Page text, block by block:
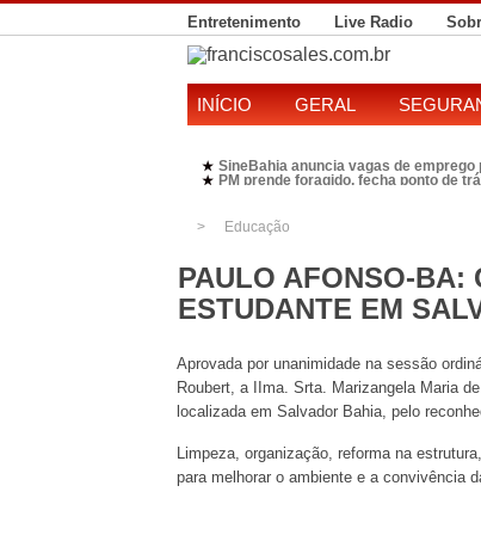
Entretenimento Live Radio
INÍCIO GERAL
★ SineBahia anuncia vagas de emprego
★ PM prende foragido, fecha ponto de
Educação
PAULO AFONSO-BA:
ESTUDANTE EM
Aprovada por unanimidade na sessão
Roubert, a IIma. Srta. Marizangela Maria
localizada em Salvador Bahia, pelo
Limpeza, organização, reforma na
para melhorar o ambiente e a convivência